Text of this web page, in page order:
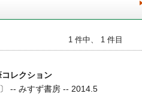
1 件中、 1 件目
レクション
-- みすず書房 -- 2014.5